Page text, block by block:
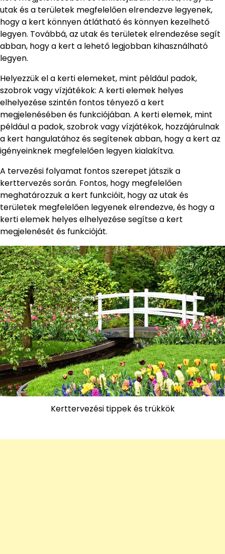
utak és a területek megfelelően elrendezve legyenek,
hogy a kert könnyen átlátható és könnyen kezelhető
legyen. Továbbá, az utak és területek elrendezése segít
abban, hogy a kert a lehető legjobban kihasználható
legyen.
Helyezzük el a kerti elemeket, mint például padok,
szobrok vagy vízjátékok: A kerti elemek helyes
elhelyezése szintén fontos tényező a kert
megjelenésében és funkciójában. A kerti elemek, mint
például a padok, szobrok vagy vízjátékok, hozzájárulnak
a kert hangulatához és segítenek abban, hogy a kert az
igényeinknek megfelelően legyen kialakítva.
A tervezési folyamat fontos szerepet játszik a
kerttervezés során. Fontos, hogy megfelelően
meghatározzuk a kert funkcióit, hogy az utak és
területek megfelelően legyenek elrendezve, és hogy a
kerti elemek helyes elhelyezése segítse a kert
megjelenését és funkcióját.
Kerttervezési tippek és trükkök